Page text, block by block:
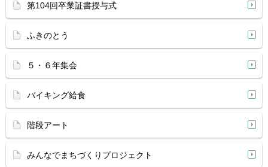
第104回卒業証書授与式
ふきのとう
５・６年集会
バイキング給食
階段アート
みんなでまちづくりプロジェクト